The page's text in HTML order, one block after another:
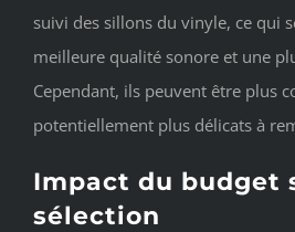
suivi des sillons du vinyle, ce qui
meilleure qualité sonore et une
Cependant, ils peuvent être plus
potentiellement plus délicats à
Impact du budget
sélection